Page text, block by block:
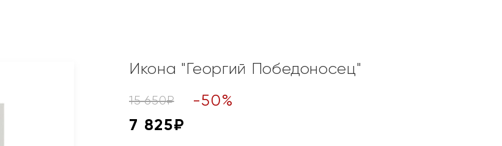
Икона "Георгий Победоносец"
15 650₽ -50%
7 825₽